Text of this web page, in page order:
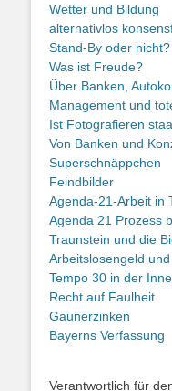
Wetter und Bildung
alternativlos
Stand-By oder nicht?
Was ist Freude?
Über Banken,
Management und
Ist Fotografieren
Von Banken und
Superschnäppchen
Feindbilder
Agenda-21-Arbeit in
Agenda 21 Prozess
Traunstein und die
Arbeitslosengeld
Tempo 30 in der
Recht auf Faulheit
Gaunerzinken
Bayerns Verfassung
Verantwortlich für